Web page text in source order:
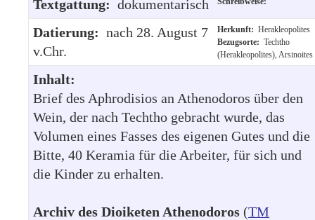
Textgattung: dokumentarisch
Datierung: nach 28. August 7
v.Chr.
Herkunft: Herakleopolites
Bezugsorte: Techtho
(Herakleopolites), Arsinoites
Inhalt:
Brief des Aphrodisios an Athenodoros über den
Wein, der nach Techtho gebracht wurde, das
Volumen eines Fasses des eigenen Gutes und die
Bitte, 40 Keramia für die Arbeiter, für sich und
die Kinder zu erhalten.
Archiv des Dioiketen Athenodoros (TM